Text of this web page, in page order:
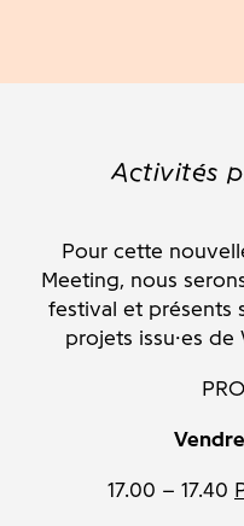
Activités
Pour cette
Meeting, nous
festival et présents
projets issu·es
17.00 – 17.40